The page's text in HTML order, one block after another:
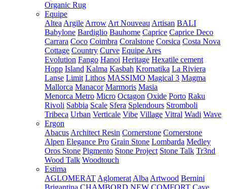
Organic Rug
Equipe
Altea Argile Arrow Art Nouveau Artisan BALI
Babylone Bardiglio Bauhome Caprice Caprice Deco
Carrara Coco Coimbra Coralstone Corsica Costa Nova
Cottage Country Curve Equipe Ares
Evolution Fango Hanoi Heritage Hexatile cement
Hopp Island Kalma Kasbah Kromatika La Riviera
Lanse Limit Lithos MASSIMO Magical 3 Magma
Mallorca Manacor Marmoris Masia
Menorca Metro Micro Octagon Oxide Porto Raku
Rivoli Sabbia Scale Sfera Splendours Stromboli
Tribeca Urban Verticale Vibe Village Vitral Wadi Wave
Ergon
Abacus Architect Resin Cornerstone Cornerstone
Alpen Elegance Pro Grain Stone Lombarda Medley
Oros Stone Pigmento Stone Project Stone Talk Tr3nd
Wood Talk Woodtouch
Estima
AGLOMERAT Aglomerat Alba Artwood Bernini